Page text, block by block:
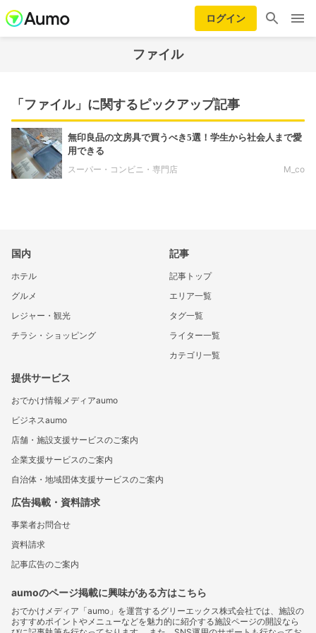
ログイン
ファイル
「ファイル」に関するピックアップ記事
無印良品の文房具で買うべき5選！学生から社会人まで愛
用できる
スーパー・コンビニ・専門店
M_co
国内
ホテル
グルメ
レジャー・観光
チラシ・ショッピング
記事
記事トップ
エリア一覧
タグ一覧
ライター一覧
カテゴリ一覧
提供サービス
おでかけ情報メディアaumo
ビジネスaumo
店舗・施設支援サービスのご案内
企業支援サービスのご案内
自治体・地域団体支援サービスのご案内
広告掲載・資料請求
事業者お問合せ
資料請求
記事広告のご案内
aumoのページ掲載に興味がある方はこちら
おでかけメディア「aumo」を運営するグリーエックス株式会社では、施設の
おすすめポイントやメニューなどを魅力的に紹介する施設ページの開設なら